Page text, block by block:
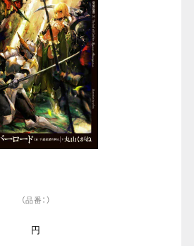
（品番：）
円